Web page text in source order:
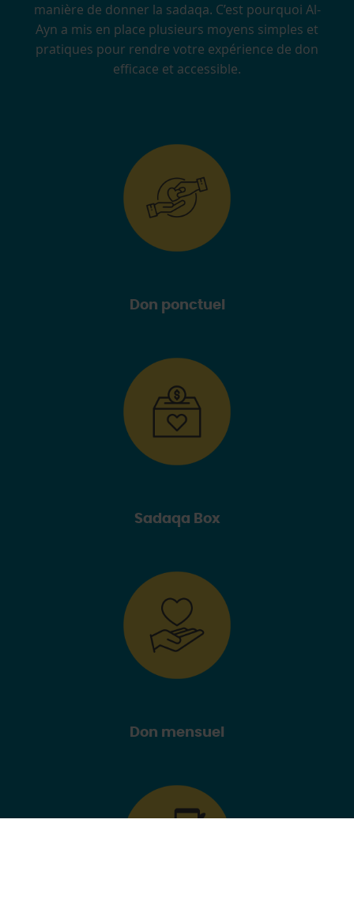
manière de donner la sadaqa. C’est pourquoi Al-
Ayn a mis en place plusieurs moyens simples et
pratiques pour rendre votre expérience de don
efficace et accessible.
Don ponctuel
Sadaqa Box
Don mensuel